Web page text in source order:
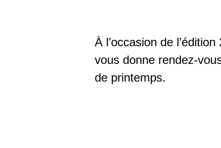
À l’occasion de
vous donne rendez-
de printemps.